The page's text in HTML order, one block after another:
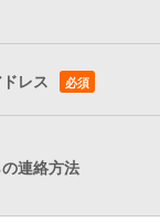
レス
連絡方法